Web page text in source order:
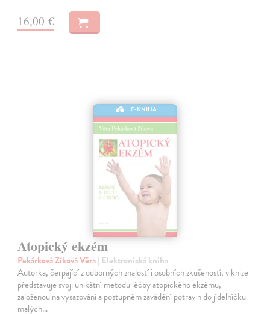
16,00 €
E-KNIHA
Atopický ekzém
Pekárková Zíková Věra| Elektronická kniha
Autorka, čerpající z odborných znalostí i osobních zkušeností, v knize
představuje svoji unikátní metodu léčby atopického ekzému,
založenou na vysazování a postupném zavádění potravin do jídelníčku
malých…